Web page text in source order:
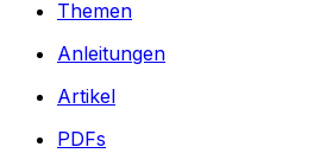
Themen
Anleitungen
Artikel
PDFs